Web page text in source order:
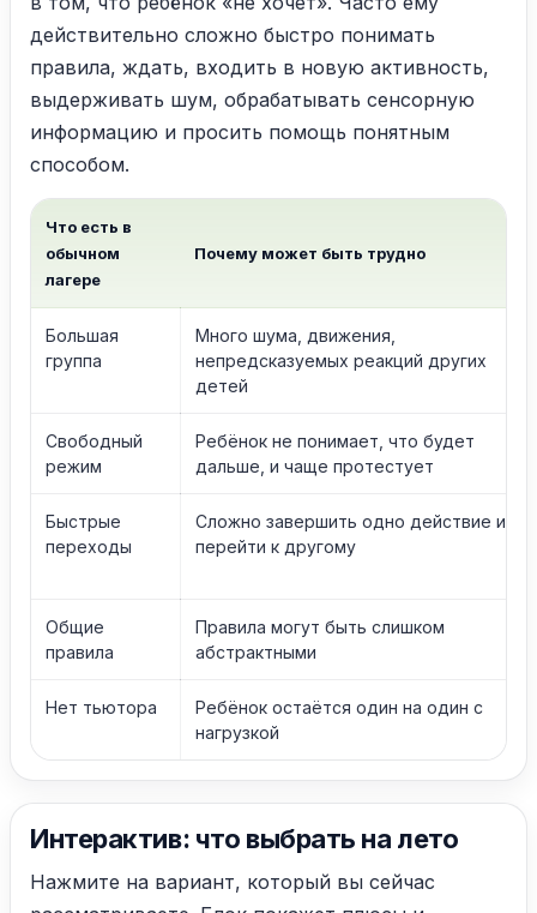
действительно сложно быстро понимать
правила, ждать, входить в новую активность,
выдерживать шум, обрабатывать сенсорную
информацию и просить помощь понятным
способом.
Что есть в
обычном
лагере
Почему может быть трудно
Большая
группа
Много шума, движения,
непредсказуемых реакций других
детей
Свободный
режим
Ребёнок не понимает, что будет
дальше, и чаще протестует
Быстрые
переходы
Сложно завершить одно действие и
перейти к другому
Общие
правила
Правила могут быть слишком
абстрактными
Нет тьютора
Ребёнок остаётся один на один с
нагрузкой
Интерактив: что выбрать на лето
Нажмите на вариант, который вы сейчас